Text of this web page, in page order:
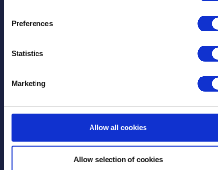
Preferences
Statistics
Marketing
Allow all cookies
Allow selection of cookies
Gerelateerde